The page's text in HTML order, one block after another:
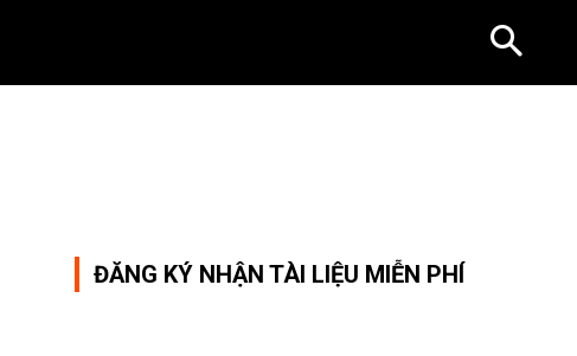
ĐĂNG KÝ NHẬN TÀI LIỆU MIỄN PHÍ